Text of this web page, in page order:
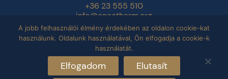
+36 23 555 510
info@oncotherm.org
Adatvédelmi tájékoztató
Impresszum
A jobb felhasználói élmény érdekében az oldalon cookie-kat
használunk. Oldalunk használatával, Ön elfogadja a cookie-k
használatát.
Elfogadom Elutasít